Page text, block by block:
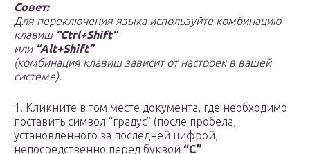
Совет:
Для переключения языка используйте комбинацию
клавиш “Ctrl+Shift”
или “Alt+Shift”
(комбинация клавиш зависит от настроек в вашей
системе).
1. Кликните в том месте документа, где необходимо
поставить символ “градус” (после пробела,
установленного за последней цифрой,
непосредственно перед буквой “C”